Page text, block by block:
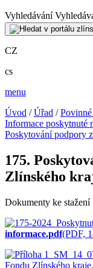
Vyhledávání
CZ
cs
menu
Úvod /Úřad /
Informace poskytnuté
Poskytování podpory
175.
Zlínského
Dokumenty ke stažení
informace.pdf(PDF,